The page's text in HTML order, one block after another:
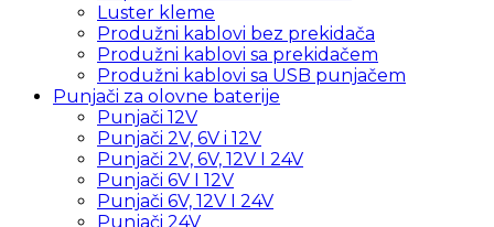
Luster kleme
Produžni kablovi bez prekidača
Produžni kablovi sa prekidačem
Produžni kablovi sa USB punjačem
Punjači za olovne baterije
Punjači 12V
Punjači 2V, 6V i 12V
Punjači 2V, 6V, 12V I 24V
Punjači 6V I 12V
Punjači 6V, 12V I 24V
Punjači 24V